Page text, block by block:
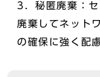
3．秘匿廃棄：
廃棄してネット
の確保に強く配